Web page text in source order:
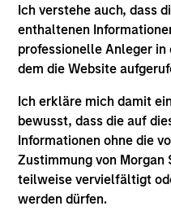
Ich verstehe auch, dass
enthaltenen
professionelle Anleger in
dem die Website
Ich erkläre mich damit
bewusst, dass die auf
Informationen ohne die
Zustimmung von Morgan
teilweise vervielfältigt
werden dürfen.
Unser Bottom-up-,
Research ermöglicht
bis 45 Unternehmen
konsistentes Value-
Qualität einzubüßen.
Der Wert der Anlagen
Ertrag unterliegen
nicht garantiert